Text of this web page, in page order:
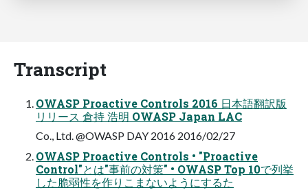
Transcript
OWASP Proactive Controls 2016 日本語翻訳版
リリース 倉持 浩明 OWASP Japan LAC
Co., Ltd. @OWASP DAY 2016 2016/02/27
OWASP Proactive Controls • "Proactive
Control"とは"事前の対策" • OWASP Top 10で列挙
した脆弱性を作りこまないようにするた